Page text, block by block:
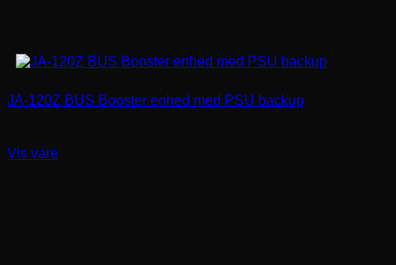
JA-120Z BUS Booster enhed med PSU backup
Vis vare